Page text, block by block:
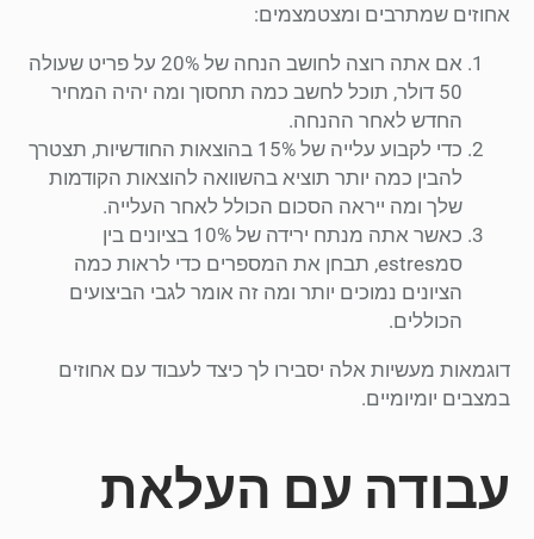
אחוזים שמתרבים ומצטמצמים:
אם אתה רוצה לחושב הנחה של 20% על פריט שעולה
50 דולר, תוכל לחשב כמה תחסוך ומה יהיה המחיר
החדש לאחר ההנחה.
כדי לקבוע עלייה של 15% בהוצאות החודשיות, תצטרך
להבין כמה יותר תוציא בהשוואה להוצאות הקודמות
שלך ומה ייראה הסכום הכולל לאחר העלייה.
כאשר אתה מנתח ירידה של 10% בציונים בין
סמestres, תבחן את המספרים כדי לראות כמה
הציונים נמוכים יותר ומה זה אומר לגבי הביצועים
הכוללים.
דוגמאות מעשיות אלה יסבירו לך כיצד לעבוד עם אחוזים
במצבים יומיומיים.
עבודה עם העלאת